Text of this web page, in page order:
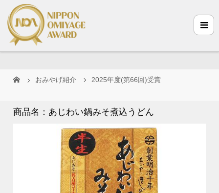
おみやげ紹介 2025年度(第66回)受賞
商品名：あじわい鍋みそ煮込うどん